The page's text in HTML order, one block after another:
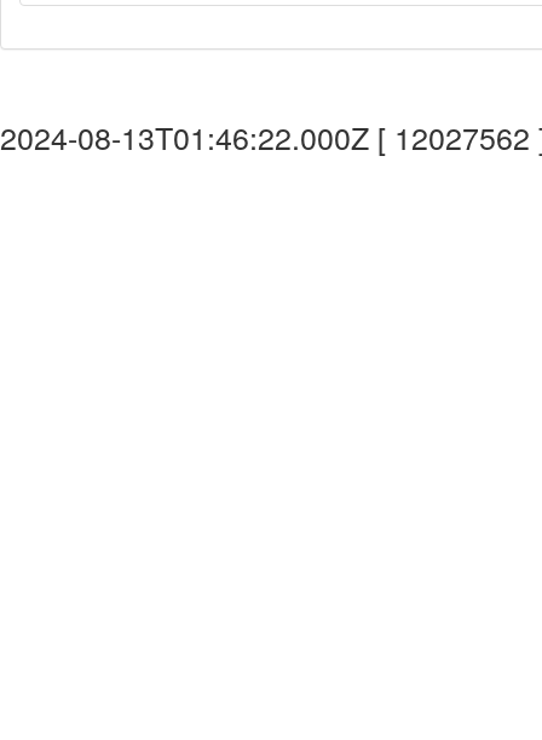
2024-08-13T01:46:22.000Z [ 12027562